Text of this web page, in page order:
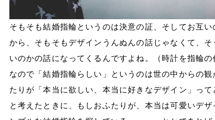
そもそも結婚指輪というのは決意の証、そしてお互
から、そもそもデザインうんぬんの話じゃなくて、
いのかの話になってくるんですよね。（時計を指輪
なので「結婚指輪らしい」というのは世の中からの
たりが「本当に欲しい、本当に好きなデザイン」って
と考えたときに、もしおふたりが、本当は可愛いデ